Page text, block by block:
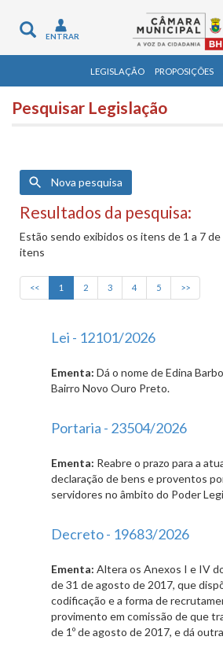
Toggle
navigation
ENTRAR
LEGISLAÇÃO PROPOSIÇÕES
Pesquisar Legislação
Nova pesquisa
Resultados da pesquisa:
Estão sendo exibidos os itens de 1 a 7
itens
<< 1 2 3 4 5 >>
Lei - 12101/2026
Ementa: Dá o nome de Edina
Bairro Novo Ouro Preto.
Portaria - 23504/2026
Ementa: Reabre o prazo para a
declaração de bens e proventos
servidores no âmbito do Poder
Decreto - 19683/2026
Ementa: Altera os Anexos I e IV
de 31 de agosto de 2017, que
codificação e a forma de
provimento em comissão de que
de 1º de agosto de 2017, e dá